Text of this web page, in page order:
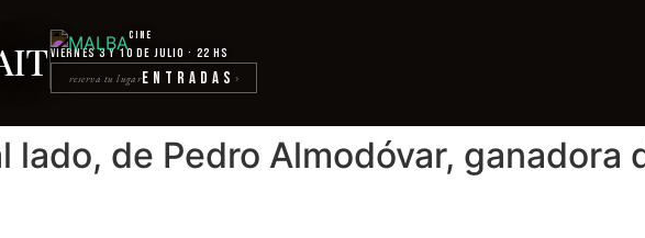
Cine
Viernes 3 y 10 de julio · 22 hs
reserva tu lugarEntradas ›
lado, de Pedro Almodóvar, ganadora